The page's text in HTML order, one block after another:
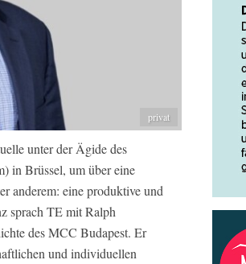
privat
unter der Ägide des
in Brüssel, um über eine
anderem: eine produktive und
sprach TE mit Ralph
des MCC Budapest. Er
und individuellen